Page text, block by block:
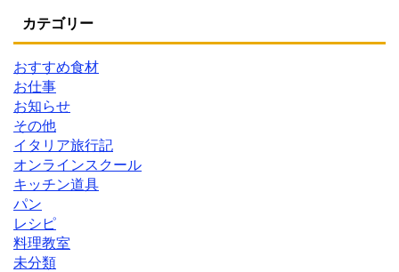
カテゴリー
おすすめ食材
お仕事
お知らせ
その他
イタリア旅行記
オンラインスクール
キッチン道具
パン
レシピ
料理教室
未分類